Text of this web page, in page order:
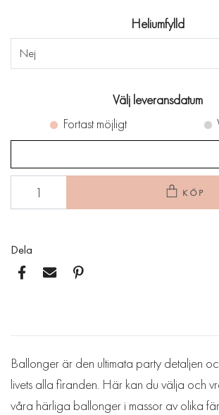
Heliumfylld
Nej
Välj leveransdatum
Fortast möjligt
KÖP
Dela
Ballonger är den ultimata party detaljen
livets alla firanden. Här kan du välja och
våra härliga ballonger i massor av olika